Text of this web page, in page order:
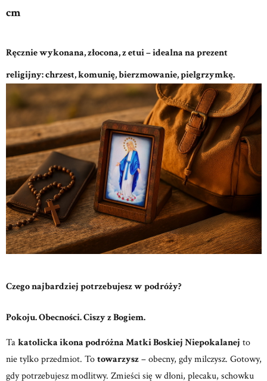
cm
Ręcznie wykonana, złocona, z etui – idealna na prezent
religijny: chrzest, komunię, bierzmowanie, pielgrzymkę.
Czego najbardziej potrzebujesz w podróży?
Pokoju. Obecności. Ciszy z Bogiem.
Ta katolicka ikona podróżna Matki Boskiej Niepokalanej to
nie tylko przedmiot. To towarzysz – obecny, gdy milczysz. Gotowy,
gdy potrzebujesz modlitwy. Zmieści się w dłoni, plecaku, schowku